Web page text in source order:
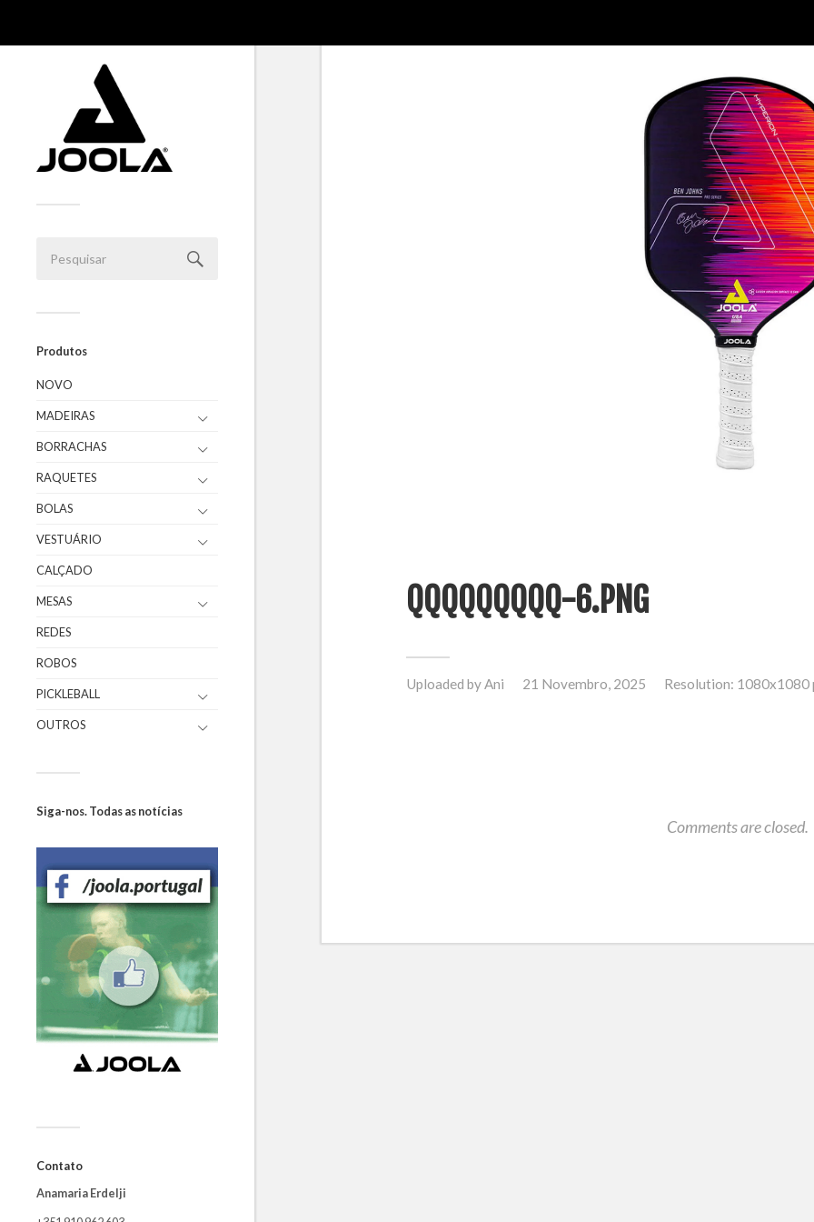
Produtos
NOVO
MADEIRAS
BORRACHAS
RAQUETES
BOLAS
VESTUÁRIO
CALÇADO
MESAS
REDES
ROBOS
PICKLEBALL
OUTROS
Siga-nos. Todas as notícias
Contato
Anamaria Erdelji
QQQQQQQQQ-6.PNG
Uploaded byAni 21 Novembro, 2025 Resolution: 1080x1080
Comments are closed.